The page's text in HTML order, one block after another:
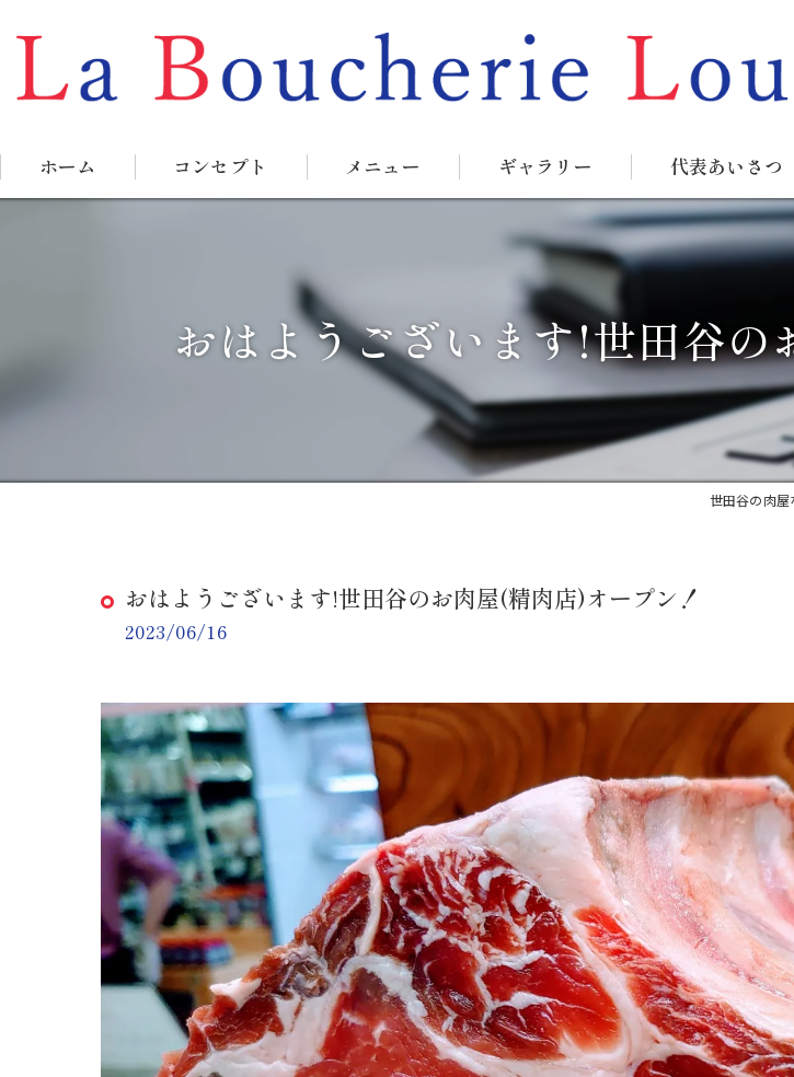
ホーム コンセプト メニュー ギャラリー 代表あいさつ
おはようございます!世田谷
世田谷の肉
おはようございます!世田谷のお肉屋(精肉店)オープン！
2023/06/16